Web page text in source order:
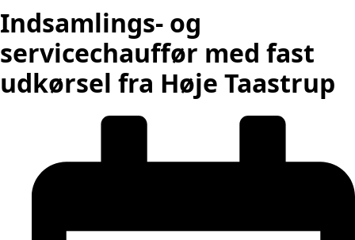
Indsamlings- og
servicechauffør med fast
udkørsel fra Høje Taastrup